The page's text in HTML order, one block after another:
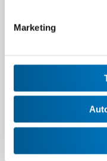
Marketing
Article | 02.12.2025